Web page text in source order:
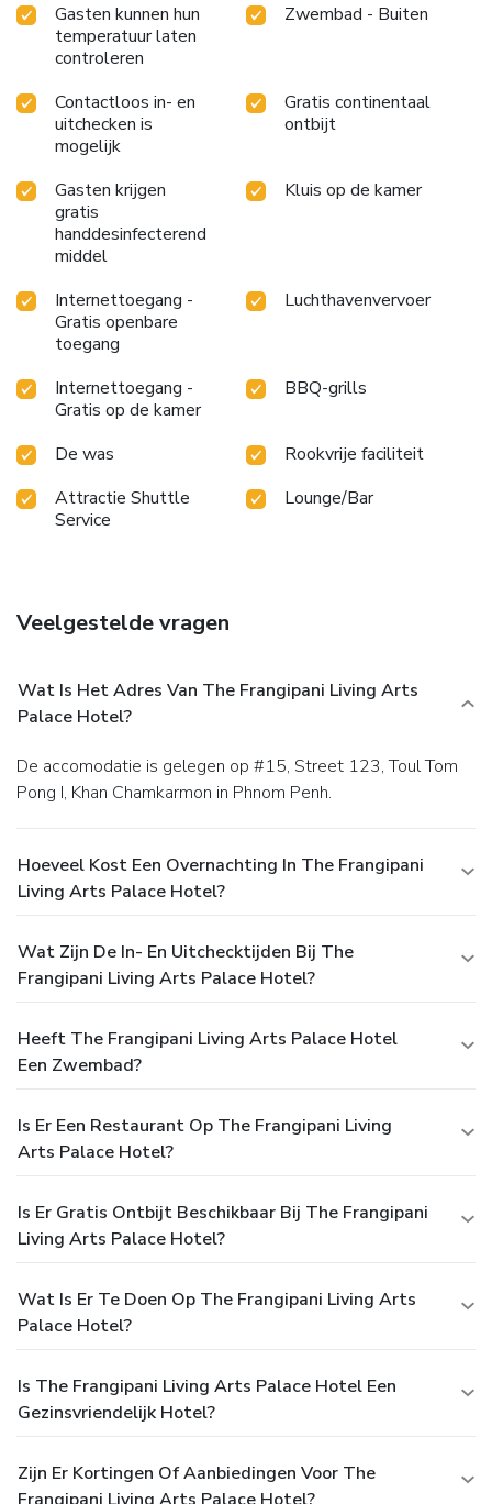
Gasten kunnen hun
temperatuur laten
controleren
Zwembad - Buiten
Contactloos in- en
uitchecken is
mogelijk
Gratis continentaal
ontbijt
Gasten krijgen
gratis
handdesinfecterend
middel
Kluis op de kamer
Internettoegang -
Gratis openbare
toegang
Luchthavenvervoer
Internettoegang -
Gratis op de kamer
BBQ-grills
De was
Rookvrije faciliteit
Attractie Shuttle
Service
Lounge/Bar
Veelgestelde vragen
Wat Is Het Adres Van The Frangipani Living Arts
Palace Hotel?
De accomodatie is gelegen op #15, Street 123, Toul Tom
Pong I, Khan Chamkarmon in Phnom Penh.
Hoeveel Kost Een Overnachting In The Frangipani
Living Arts Palace Hotel?
Wat Zijn De In- En Uitchecktijden Bij The
Frangipani Living Arts Palace Hotel?
Heeft The Frangipani Living Arts Palace Hotel
Een Zwembad?
Is Er Een Restaurant Op The Frangipani Living
Arts Palace Hotel?
Is Er Gratis Ontbijt Beschikbaar Bij The Frangipani
Living Arts Palace Hotel?
Wat Is Er Te Doen Op The Frangipani Living Arts
Palace Hotel?
Is The Frangipani Living Arts Palace Hotel Een
Gezinsvriendelijk Hotel?
Zijn Er Kortingen Of Aanbiedingen Voor The